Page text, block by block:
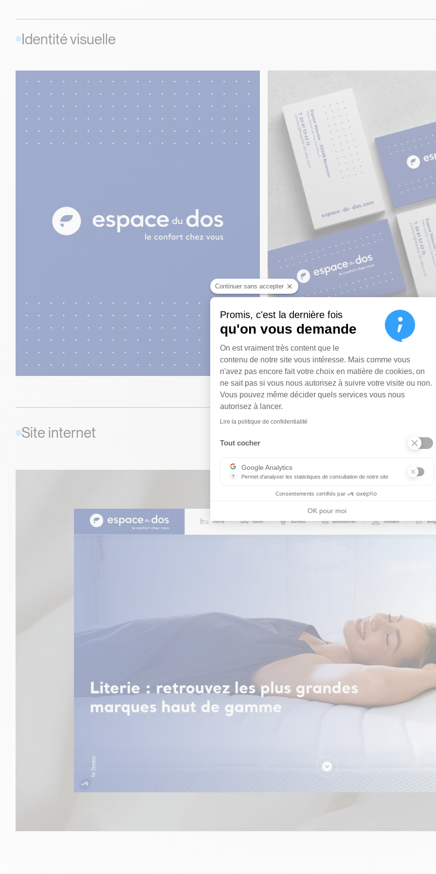
Identité visuelle
Site internet
Continuer sans accepter
Promis, c'est la dernière fois
qu'on vous demande
Plateforme de Gestion du
On est vraiment très content que le
contenu de notre site vous intéresse. Mais comme vous
n'avez pas encore fait votre choix en matière de cookies, on
ne sait pas si vous nous autorisez à suivre votre visite ou non.
Vous pouvez même décider quels services vous nous
autorisez à lancer.
Lire la politique de confidentialité
Tout cocher
?
Google Analytics
Permet d'analyser les statistiques de consultation de notre site
Consentements certifiés par
OK pour moi